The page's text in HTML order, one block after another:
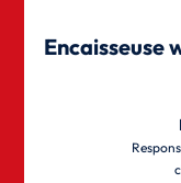
Encaisseuse